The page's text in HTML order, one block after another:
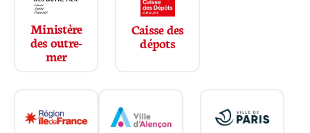
Ministère
des outre-
mer
Caisse des
dépots